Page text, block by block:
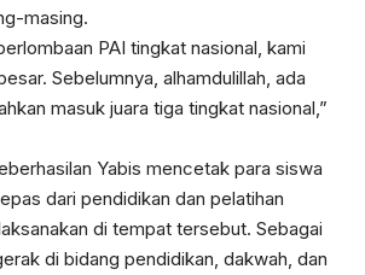
masing.
PAI tingkat nasional, kami
Sebelumnya, alhamdulillah, ada
masuk juara tiga tingkat nasional,”
Yabis mencetak para siswa
dari pendidikan dan pelatihan
di tempat tersebut. Sebagai
di bidang pendidikan, dakwah, dan